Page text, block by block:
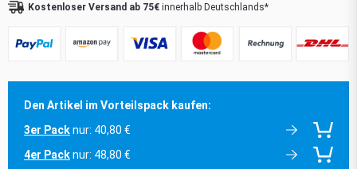
Kostenloser Versand ab 75€ innerhalb Deutschlands*
Den Artikel im Vorteilspack kaufen:
3er Packnur: 40,80 €
4er Packnur: 48,80 €